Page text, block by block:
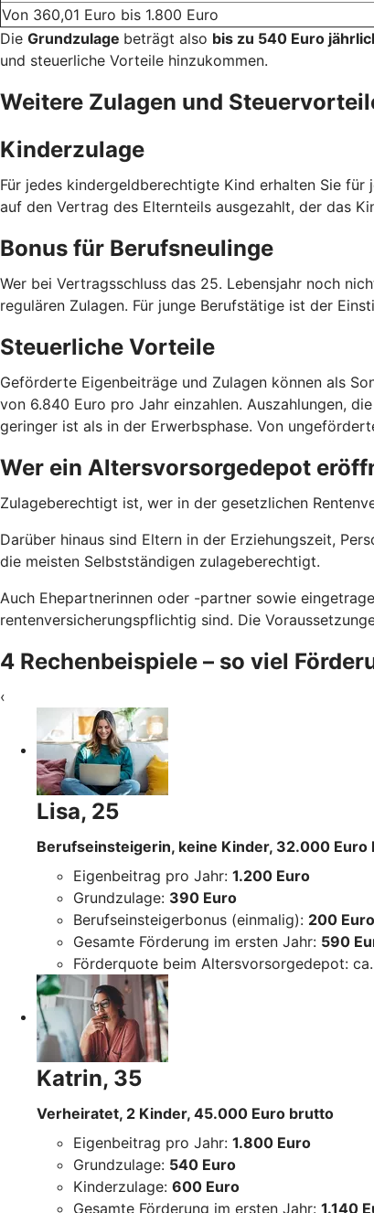
Von 360,01 Euro bis 1.800 Euro
Die Grundzulage beträgt also bis zu 540 Euro
und steuerliche Vorteile hinzukommen.
Weitere Zulagen und
Kinderzulage
Für jedes kindergeldberechtigte Kind erhalten Sie
auf den Vertrag des Elternteils ausgezahlt, der das
Bonus für Berufsneulinge
Wer bei Vertragsschluss das 25. Lebensjahr noch
regulären Zulagen. Für junge Berufstätige ist der
Steuerliche Vorteile
Geförderte Eigenbeiträge und Zulagen können als
von 6.840 Euro pro Jahr einzahlen. Auszahlungen,
geringer ist als in der Erwerbsphase. Von
Wer ein Altersvorsorgedepot
Zulageberechtigt ist, wer in der gesetzlichen
Darüber hinaus sind Eltern in der Erziehungszeit,
die meisten Selbstständigen zulageberechtigt.
Auch Ehepartnerinnen oder -partner sowie
rentenversicherungspflichtig sind. Die
4 Rechenbeispiele – so viel
‹
Lisa, 25
Berufseinsteigerin, keine Kinder, 32.000 Euro
Eigenbeitrag pro Jahr: 1.200 Euro
Grundzulage: 390 Euro
Berufseinsteigerbonus (einmalig): 200 Euro
Gesamte Förderung im ersten Jahr: 590
Förderquote beim Altersvorsorgedepot: ca.
Katrin, 35
Verheiratet, 2 Kinder, 45.000 Euro brutto
Eigenbeitrag pro Jahr: 1.800 Euro
Grundzulage: 540 Euro
Kinderzulage: 600 Euro
Gesamte Förderung im ersten Jahr: 1.140